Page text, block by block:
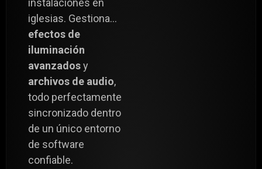
instalaciones en
iglesias. Gestiona...
efectos de
iluminación
avanzadosy
archivos de audio,
todo perfectamente
sincronizado dentro
de un único entorno
de software
confiable.